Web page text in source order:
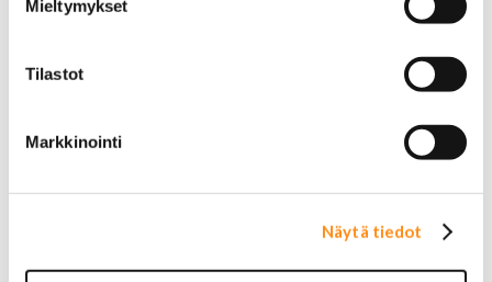
Mieltymykset
Tilastot
Markkinointi
Näytä tiedot
Muut nesteet